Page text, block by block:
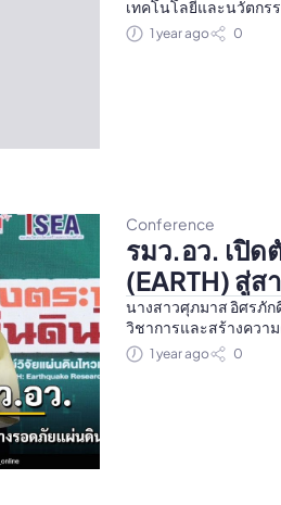
เทคโนโลยีและนวัตกรร
Traffy Fondue และ
1 year ago 0
Conference
รมว.อว. เปิ
(EARTH) สู่ส
นางสาวศุภมาส อิศรภัก
วิชาการและสร้างควา
1 year ago 0